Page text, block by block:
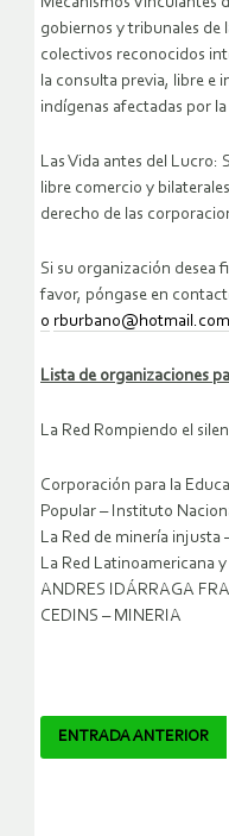
gobiernos y tribunales de
colectivos reconocidos
la consulta previa, libre e
indígenas afectadas por
Las Vida antes del Lucro:
libre comercio y
derecho de las
Si su organización desea
favor, póngase en
o rburbano@hotmail.com
Lista de organizaciones
La Red Rompiendo el
Corporación para la
Popular – Instituto
La Red de minería injusta
La Red Latinoamericana
ANDRES IDÁRRAGA
CEDINS – MINERIA
Navegador
ENTRADA ANTERIOR